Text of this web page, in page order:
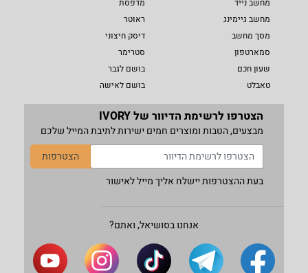
מחשב נייד
מחשב גיימינג
מסך מחשב
סמארטפון
שעון חכם
טאבלט
מדפסת
ראוטר
דיסק חיצוני
סטרימר
בושם לגבר
בושם לאישה
הצטרפו לרשימת הדיוור של IVORY
מבצעים, הטבות ומוצרים חמים ישירות לתיבת המייל שלכם
הצטרפות
בעת ההצטרפות יישלח אליך מייל לאישור
אנחנו בסושיאל, ואתם?